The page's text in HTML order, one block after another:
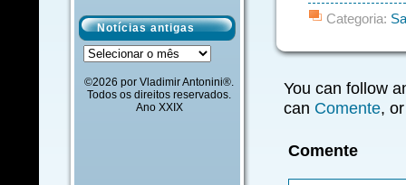
Notícias antigas
Notícias
antigas
©2026 por Vladimir Antonini®.
Todos os direitos reservados.
Ano XXIX
Categoria:
You can follow
can Comente,
Comente